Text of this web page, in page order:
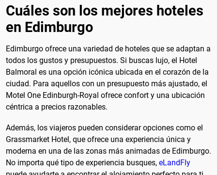
Cuáles son los mejores hoteles
en Edimburgo
Edimburgo ofrece una variedad de hoteles que se adaptan a
todos los gustos y presupuestos. Si buscas lujo, el Hotel
Balmoral es una opción icónica ubicada en el corazón de la
ciudad. Para aquellos con un presupuesto más ajustado, el
Motel One Edinburgh-Royal ofrece confort y una ubicación
céntrica a precios razonables.
Además, los viajeros pueden considerar opciones como el
Grassmarket Hotel, que ofrece una experiencia única y
moderna en una de las zonas más animadas de Edimburgo.
No importa qué tipo de experiencia busques, eLandFly